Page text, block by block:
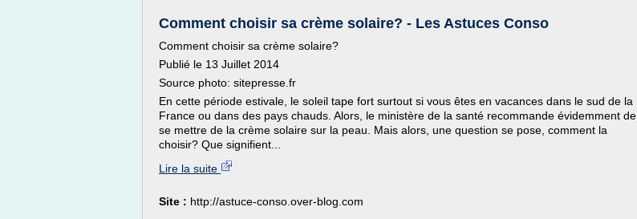
Comment choisir sa crème solaire? - Les Astuces Conso
Comment choisir sa crème solaire?
Publié le 13 Juillet 2014
Source photo: sitepresse.fr
En cette période estivale, le soleil tape fort surtout si vous êtes en vacances dans le sud de la
France ou dans des pays chauds. Alors, le ministère de la santé recommande évidemment de
se mettre de la crème solaire sur la peau. Mais alors, une question se pose, comment la
choisir? Que signifient...
Lire la suite
Site : http://astuce-conso.over-blog.com